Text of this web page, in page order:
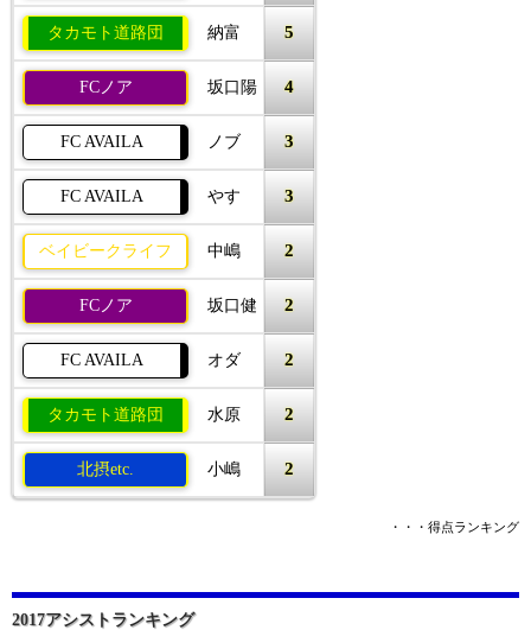
タカモト道路団 納富 5
FCノア 坂口陽 4
FC AVAILA ノブ 3
FC AVAILA やす 3
ベイビークライフ 中嶋 2
FCノア 坂口健 2
FC AVAILA オダ 2
タカモト道路団 水原 2
北摂etc. 小嶋 2
・・・得点ランキング
2017アシストランキング